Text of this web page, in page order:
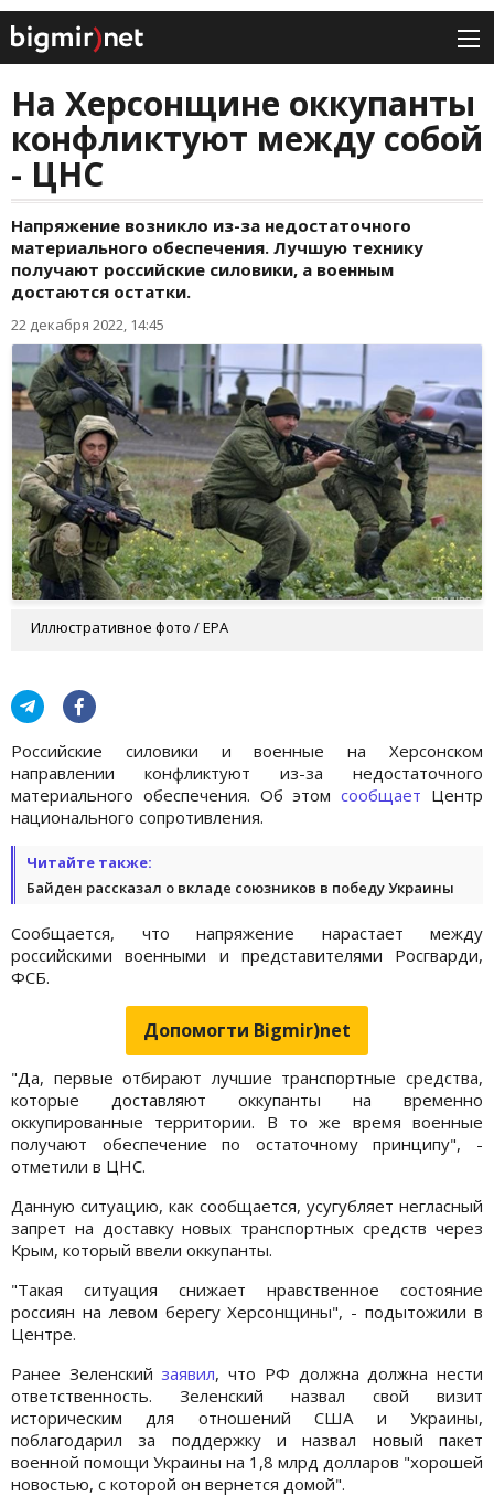
На Херсонщине оккупанты
конфликтуют между собой
- ЦНС
Напряжение возникло из-за недостаточного
материального обеспечения. Лучшую технику
получают российские силовики, а военным
достаются остатки.
22 декабря 2022, 14:45
Иллюстративное фото / EPA
Российские силовики и военные на Херсонском
направлении конфликтуют из-за недостаточного
материального обеспечения. Об этомсообщает Центр
национального сопротивления.
Читайте также:
Байден рассказал о вкладе союзников в победу Украины
Сообщается, что напряжение нарастает между
российскими военными и представителями Росгварди,
ФСБ.
Допомогти Bigmir)net
"Да, первые отбирают лучшие транспортные средства,
которые доставляют оккупанты на временно
оккупированные территории. В то же время военные
получают обеспечение по остаточному принципу", -
отметили в ЦНС.
Данную ситуацию, как сообщается, усугубляет негласный
запрет на доставку новых транспортных средств через
Крым, который ввели оккупанты.
"Такая ситуация снижает нравственное состояние
россиян на левом берегу Херсонщины", - подытожили в
Центре.
Ранее Зеленскийзаявил, что РФ должна должна нести
ответственность. Зеленский назвал свой визит
историческим для отношений США и Украины,
поблагодарил за поддержку и назвал новый пакет
военной помощи Украины на 1,8 млрд долларов "хорошей
новостью, с которой он вернется домой".